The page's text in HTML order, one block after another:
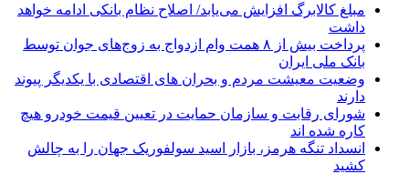
مبلغ کالابرگ افزایش می‌یابد/ اصلاح نظام بانکی ادامه خواهد
داشت
پرداخت بیش از ۸ همت وام ازدواج به زوج‌های جوان توسط
بانک ملی ایران
وضعیت معیشت مردم و بحران های اقتصادی با یکدیگر پیوند
دارند
شورای رقابت و سازمان حمایت در تعیین قیمت خودرو هیچ
کاره شده اند
انسداد تنگه هرمز، بازار اسید سولفوریک جهان را به چالش
کشید